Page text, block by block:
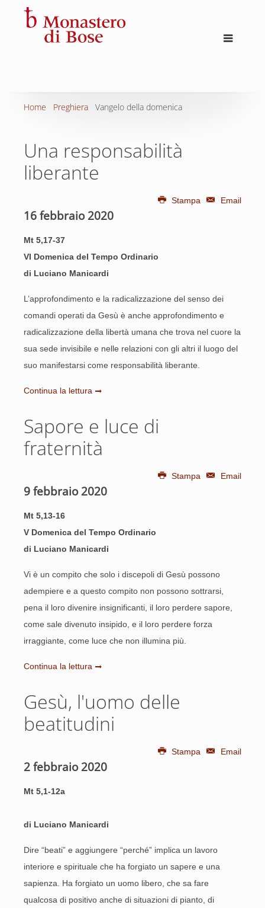
Home Preghiera Vangelo della domenica
Una responsabilità
liberante
Stampa Email
16 febbraio 2020
Mt 5,17-37
VI Domenica del Tempo Ordinario
di Luciano Manicardi
L’approfondimento e la radicalizzazione del senso dei
comandi operati da Gesù è anche approfondimento e
radicalizzazione della libertà umana che trova nel cuore la
sua sede invisibile e nelle relazioni con gli altri il luogo del
suo manifestarsi come responsabilità liberante.
Continua la lettura
Sapore e luce di
fraternità
Stampa Email
9 febbraio 2020
Mt 5,13-16
V Domenica del Tempo Ordinario
di Luciano Manicardi
Vi è un compito che solo i discepoli di Gesù possono
adempiere e a questo compito non possono sottrarsi,
pena il loro divenire insignificanti, il loro perdere sapore,
come sale divenuto insipido, e il loro perdere forza
irraggiante, come luce che non illumina più.
Continua la lettura
Gesù, l'uomo delle
beatitudini
Stampa Email
2 febbraio 2020
Mt 5,1-12a
di Luciano Manicardi
Dire “beati” e aggiungere “perché” implica un lavoro
interiore e spirituale che ha forgiato un sapere e una
sapienza. Ha forgiato un uomo libero, che sa fare
qualcosa di positivo anche di situazioni di pianto, di